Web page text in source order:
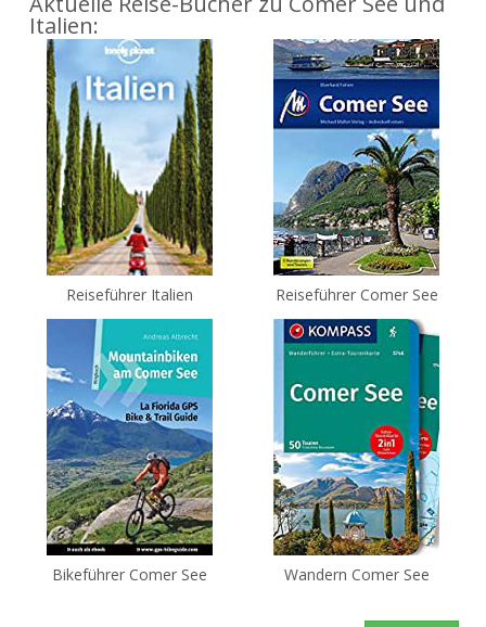
Italien:
Reiseführer Italien Reiseführer Comer See
Bikeführer Comer See Wandern Comer See